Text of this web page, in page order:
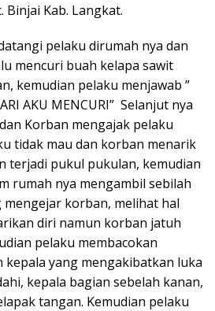
Binjai Kab. Langkat.
pelaku dirumah nya dan
mencuri buah kelapa sawit
kemudian pelaku menjawab ”
AKU MENCURI” Selanjut nya
Korban mengajak pelaku
tidak mau dan korban menarik
terjadi pukul pukulan, kemudian
rumah nya mengambil sebilah
korban, melihat hal
diri namun korban jatuh
pelaku membacokan
kepala yang mengakibatkan luka
kepala bagian sebelah kanan,
tangan. Kemudian pelaku